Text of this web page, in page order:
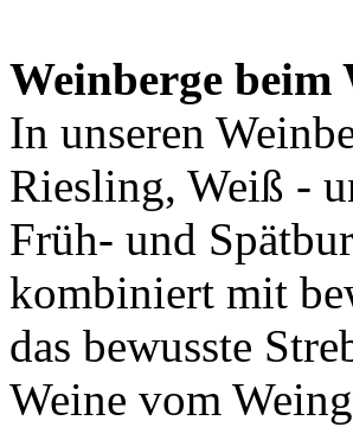
Weinberge
In unseren
Riesling, Weiß -
Früh- und
kombiniert mit
das bewusste
Weine vom